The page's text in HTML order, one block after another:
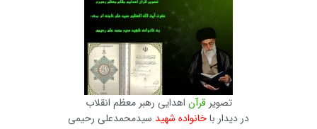
تصویرقرآن اهدایی رهبر معظم انقلاب
در دیدار باخانواده شهید سیدمحمدعلی رحیمی